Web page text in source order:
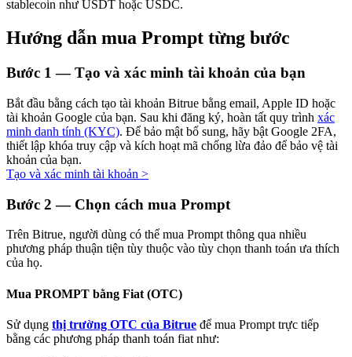
Tận hưởng việc quản lý tài chính hiện tại và thu nhập lâu dài
Tìm hiểu về kiếm thu nhập thụ động
Bitrue
AI
stablecoin như USDT hoặc USDC.
Hướng dẫn mua Prompt từng bước
Bước 1 —Tạo và xác minh tài khoản của bạn
Bắt đầu bằng cách tạo tài khoản Bitrue bằng email, Apple ID hoặc
tài khoản Google của bạn. Sau khi đăng ký, hoàn tất quy trình xác
minh danh tính (KYC). Để bảo mật bổ sung, hãy bật Google 2FA,
thiết lập khóa truy cập và kích hoạt mã chống lừa đảo để bảo vệ tài
khoản của bạn.
Tạo và xác minh tài khoản >
Bước 2 — Chọn cách mua Prompt
Trên Bitrue, người dùng có thể mua Prompt thông qua nhiều
phương pháp thuận tiện tùy thuộc vào tùy chọn thanh toán ưa thích
của họ.
Mua PROMPT bằng Fiat (OTC)
Sử dụng thị trường OTC của Bitrue để mua Prompt trực tiếp
bằng các phương pháp thanh toán fiat như: